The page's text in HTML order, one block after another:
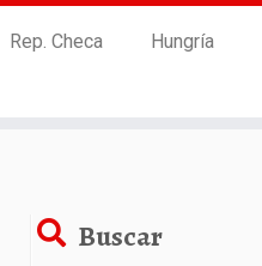
Rep. Checa Hungría
Buscar